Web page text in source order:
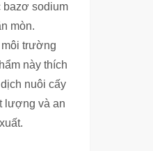
bazơ sodium
mòn.
trường
này thích
nuôi cấy
lượng và an